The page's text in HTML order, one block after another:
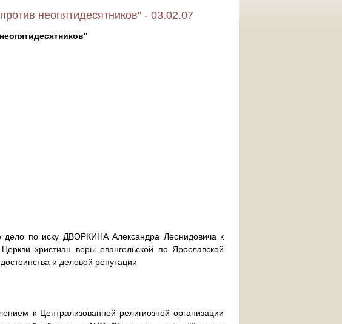
неопятидесятников" - 03.02.07
дело по иску ДВОРКИНА Александра Леонидовича к
христиан веры евангельской по Ярославской
и деловой репутации
к Централизованной религиозной организации